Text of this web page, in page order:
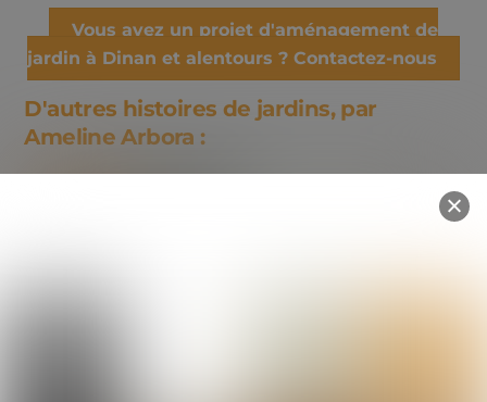
Vous avez un projet d'aménagement de
jardin à Dinan et alentours ? Contactez-nous
D'autres histoires de jardins, par
Ameline Arbora :